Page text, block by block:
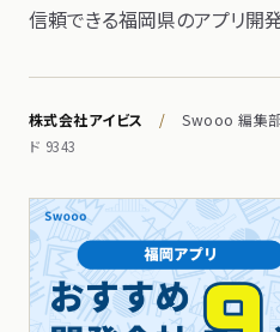
信頼できる​福岡県の​アプリ開
株式会社アイビス / Swooo 編集
ド 9343